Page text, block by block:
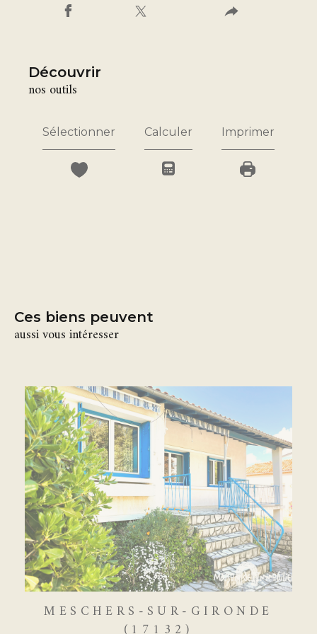
découvrir
nos outils
Sélectionner Calculer Imprimer
Ces biens peuvent
aussi vous intéresser
MESCHERS-SUR-GIRONDE